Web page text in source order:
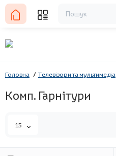
Головна Телевізори та мультимедіа
Комп. Гарнітури
15